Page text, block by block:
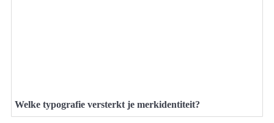
Welke typografie versterkt je merkidentiteit?